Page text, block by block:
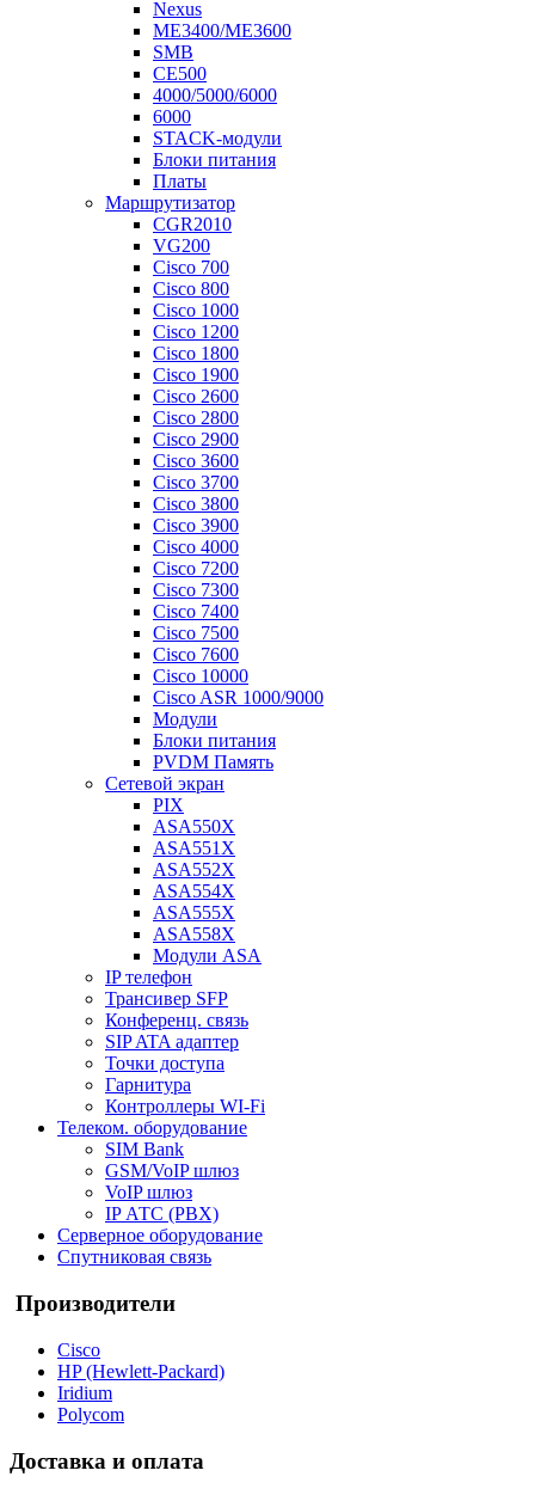
Nexus
ME3400/ME3600
SMB
CE500
4000/5000/6000
6000
STACK-модули
Блоки питания
Платы
Маршрутизатор
CGR2010
VG200
Cisco 700
Cisco 800
Cisco 1000
Cisco 1200
Cisco 1800
Cisco 1900
Cisco 2600
Cisco 2800
Cisco 2900
Cisco 3600
Cisco 3700
Cisco 3800
Cisco 3900
Cisco 4000
Cisco 7200
Cisco 7300
Cisco 7400
Cisco 7500
Cisco 7600
Cisco 10000
Cisco ASR 1000/9000
Модули
Блоки питания
PVDM Память
Сетевой экран
PIX
ASA550X
ASA551X
ASA552X
ASA554X
ASA555X
ASA558X
Модули ASA
IP телефон
Трансивер SFP
Конференц. связь
SIP ATA адаптер
Точки доступа
Гарнитура
Контроллеры WI-Fi
Телеком. оборудование
SIM Bank
GSM/VoIP шлюз
VoIP шлюз
IP АТС (PBX)
Серверное оборудование
Спутниковая связь
Производители
Cisco
HP (Hewlett-Packard)
Iridium
Polycom
Доставка и оплата